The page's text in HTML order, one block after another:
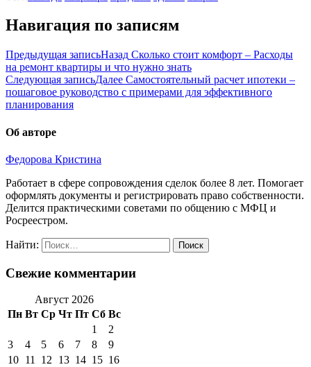
Навигация по записям
Предыдущая записьНазад Сколько стоит комфорт – Расходы
на ремонт квартиры и что нужно знать
Следующая записьДалее Самостоятельный расчет ипотеки –
пошаговое руководство с примерами для эффективного
планирования
Об авторе
Федорова Кристина
Работает в сфере сопровождения сделок более 8 лет. Помогает
оформлять документы и регистрировать право собственности.
Делится практическими советами по общению с МФЦ и
Росреестром.
Найти:
Свежие комментарии
Август 2026
Пн Вт Ср Чт Пт Сб Вс
1
2
3
4 5 6 7 8
9
10 11 12 13 14 15 16